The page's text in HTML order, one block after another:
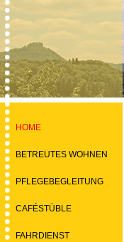
HOME
BETREUTES WOHNEN
PFLEGEBEGLEITUNG
CAFÉSTÜBLE
FAHRDIENST